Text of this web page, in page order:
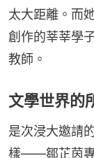
太大距離。而
創作的莘莘學
教師。
文學世界的
是次浸大邀請
樣——鄒芷茵專